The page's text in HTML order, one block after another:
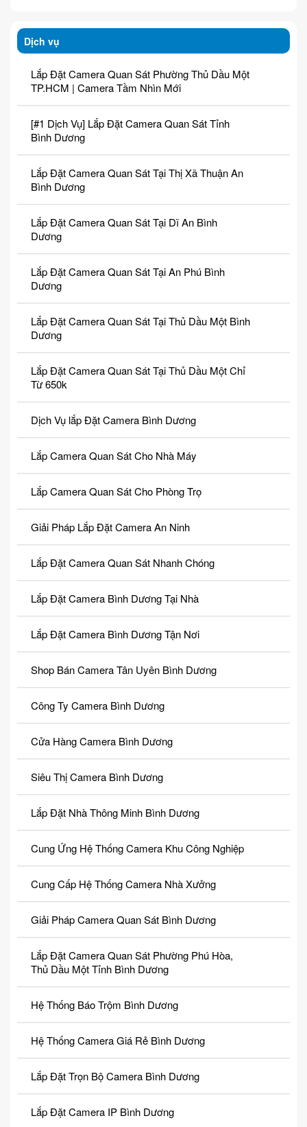
Dịch vụ
Lắp Đặt Camera Quan Sát Phường Thủ Dầu Một
TP.HCM | Camera Tầm Nhìn Mới
[#1 Dịch Vụ] Lắp Đặt Camera Quan Sát Tỉnh
Bình Dương
Lắp Đặt Camera Quan Sát Tại Thị Xã Thuận An
Bình Dương
Lắp Đặt Camera Quan Sát Tại Dĩ An Bình
Dương
Lắp Đặt Camera Quan Sát Tại An Phú Bình
Dương
Lắp Đặt Camera Quan Sát Tại Thủ Dầu Một Bình
Dương
Lắp Đặt Camera Quan Sát Tại Thủ Dầu Một Chỉ
Từ 650k
Dịch Vụ lắp Đặt Camera Bình Dương
Lắp Camera Quan Sát Cho Nhà Máy
Lắp Camera Quan Sát Cho Phòng Trọ
Giải Pháp Lắp Đặt Camera An Ninh
Lắp Đặt Camera Quan Sát Nhanh Chóng
Lắp Đặt Camera Bình Dương Tại Nhà
Lắp Đặt Camera Bình Dương Tận Nơi
Shop Bán Camera Tân Uyên Bình Dương
Công Ty Camera Bình Dương
Cửa Hàng Camera Bình Dương
Siêu Thị Camera Bình Dương
Lắp Đặt Nhà Thông Minh Bình Dương
Cung Ứng Hệ Thống Camera Khu Công Nghiệp
Cung Cấp Hệ Thống Camera Nhà Xưởng
Giải Pháp Camera Quan Sát Bình Dương
Lắp Đặt Camera Quan Sát Phường Phú Hòa,
Thủ Dầu Một Tỉnh Bình Dương
Hệ Thống Báo Trộm Bình Dương
Hệ Thống Camera Giá Rẻ Bình Dương
Lắp Đặt Trọn Bộ Camera Bình Dương
Lắp Đặt Camera IP Bình Dương